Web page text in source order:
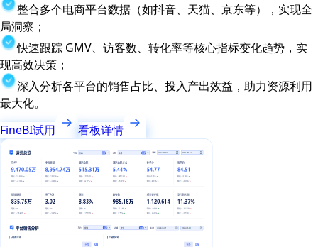
整合多个电商平台数据（如抖音、天猫、京东等），实现全
局洞察；
快速跟踪 GMV、访客数、转化率等核心指标变化趋势，实
现高效决策；
深入分析各平台的销售占比、投入产出效益，助力资源利用
最大化。
FineBI试用
看板详情